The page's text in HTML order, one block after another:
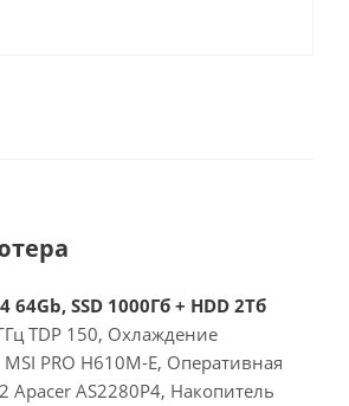
SSD 1000Гб + HDD 2Тб
TDP 150, Охлаждение
PRO H610M-E, Оперативная
Apacer AS2280P4, Накопитель